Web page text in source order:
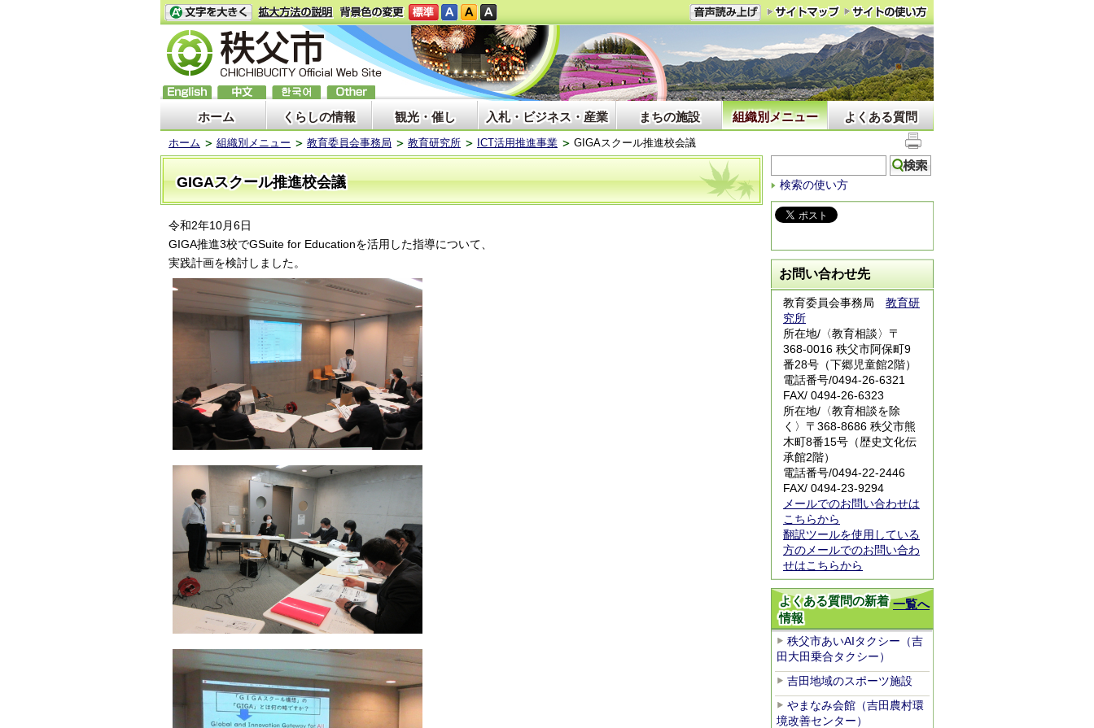
ホーム くらしの情報 観光・催し 入札・ビジネス・産業 まちの施設 組織別メニュー よくある質問
ホーム 組織別メニュー 教育委員会事務局 教育研究所 ICT活用推進事業 GIGAスクール推進校会議
GIGAスクール推進校会議
令和2年10月6日
GIGA推進3校でGSuite for Educationを活用した指導について、
実践計画を検討しました。
検索の使い方
お問い合わせ先
教育委員会事務局 教育研
究所
所在地/〈教育相談〉〒
368-0016 秩父市阿保町9
番28号（下郷児童館2階）
電話番号/0494-26-6321
FAX/ 0494-26-6323
所在地/〈教育相談を除
く〉〒368-8686 秩父市熊
木町8番15号（歴史文化伝
承館2階）
電話番号/0494-22-2446
FAX/ 0494-23-9294
メールでのお問い合わせは
こちらから
翻訳ツールを使用している
方のメールでのお問い合わ
せはこちらから
一覧へ
よくある質問の新着
情報
秩父市あいAIタクシー（吉
田大田乗合タクシー）
吉田地域のスポーツ施設
やまなみ会館（吉田農村環
境改善センター）